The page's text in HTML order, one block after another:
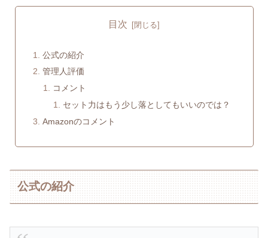
目次
公式の紹介
管理人評価
コメント
セット力はもう少し落としてもいいのでは？
Amazonのコメント
公式の紹介